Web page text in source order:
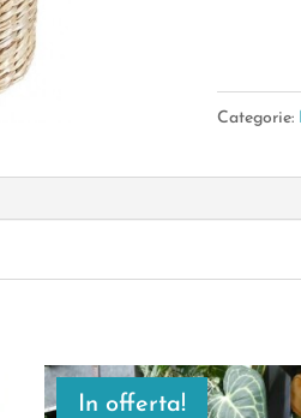
11*20Cm
Categorie:
In offerta!